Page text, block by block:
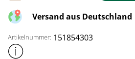
Versand aus Deutschland
Artikelnummer: 151854303
Weitere Produktinformationen anzeigen